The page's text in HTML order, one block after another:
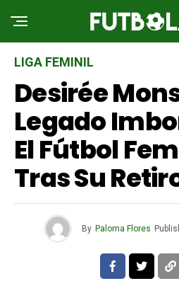
LIGA FEMINIL
Desirée
Legado
El Fútbol
Tras Su
By Paloma Flores